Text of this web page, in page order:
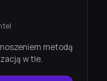
metodą
w tle.